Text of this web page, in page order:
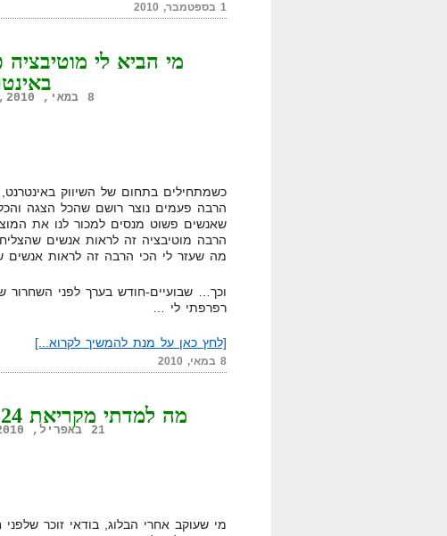
1 בספטמבר, 2010
מי הביא לי
8 במאי, 2010,
כשמתחילים בתחום של השיווק
הרבה פעמים נוצר רושם שהכל הצגה
שאנשים פשוט מנסים למכור לנו את
הרבה מוטיבציה זה לראות אנשים
מה שעזר לי הכי הרבה זה לראות אנשים
וכך… שבועיים-חודש בערך לפני השחרור
רפרפתי לי …
[לחץ כאן על מנת להמשיך לקרוא...]
8 במאי, 2010
מה למדתי מקריאת 24 ספרים ב-6 שבועות?
21 באפריל, 2010,
מי שעוקב אחרי הבלוג, בודאי זוכר